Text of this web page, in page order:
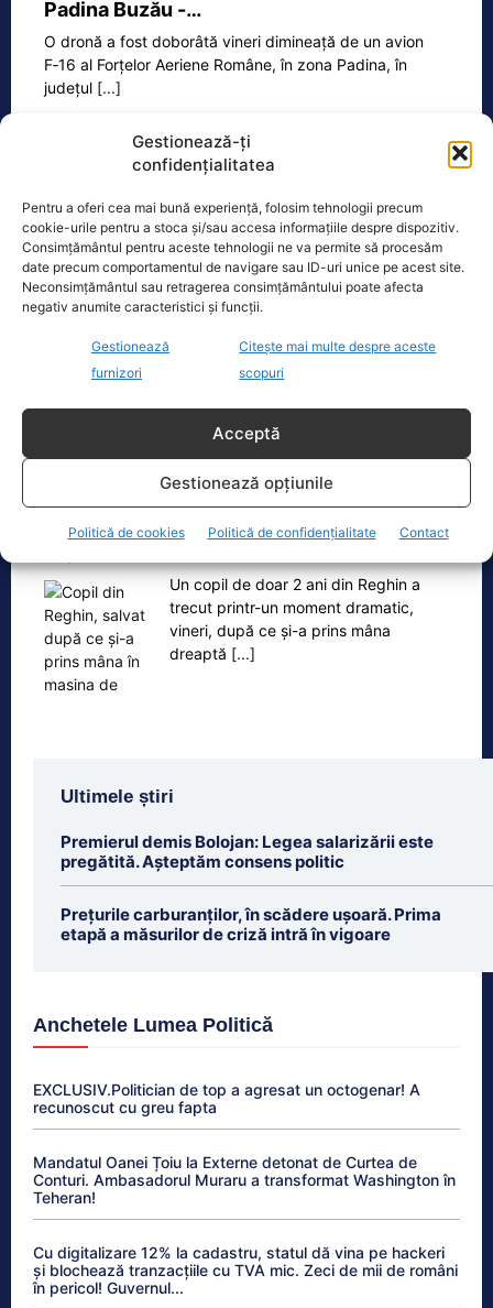
Gestionează-ți
confidențialitatea
Pentru a oferi cea mai bună experiență, folosim tehnologii precum
cookie-urile pentru a stoca și/sau accesa informațiile despre dispozitiv.
Consimțământul pentru aceste tehnologii ne va permite să procesăm
date precum comportamentul de navigare sau ID-uri unice pe acest site.
Neconsimțământul sau retragerea consimțământului poate afecta
negativ anumite caracteristici și funcții.
Gestionează
furnizori
Citește mai multe despre aceste
scopuri
Acceptă
Gestionează opțiunile
Politică de cookies Politică de confidențialitate Contact
Padina Buzău -…
O dronă a fost doborâtă vineri dimineață de un avion
F‑16 al Forțelor Aeriene Române, în zona Padina, în
județul [...]
Cristoiu: Cu Bolojan am ajuns să retrăim
vremurile comunismului; probabil, în…
Invitat la Marius Tucă Show, Ion
Cristoiu susține că măsurile anunțate
consumului de energie electrică[...]
Copil din Reghin, salvat după ce și-a prins mâna în
Un copil de doar 2 ani din Reghin a
trecut printr-un moment dramatic,
vineri, după ce și-a prins mâna
dreaptă [...]
Ultimele știri
Premierul demis Bolojan: Legea salarizării este
pregătită. Așteptăm consens politic
Prețurile carburanților, în scădere ușoară. Prima
etapă a măsurilor de criză intră în vigoare
Anchetele Lumea Politică
EXCLUSIV.Politician de top a agresat un octogenar! A
recunoscut cu greu fapta
Mandatul Oanei Țoiu la Externe detonat de Curtea de
Conturi. Ambasadorul Muraru a transformat Washington în
Teheran!
Cu digitalizare 12% la cadastru, statul dă vina pe hackeri
și blochează tranzacțiile cu TVA mic. Zeci de mii de români
în pericol! Guvernul...